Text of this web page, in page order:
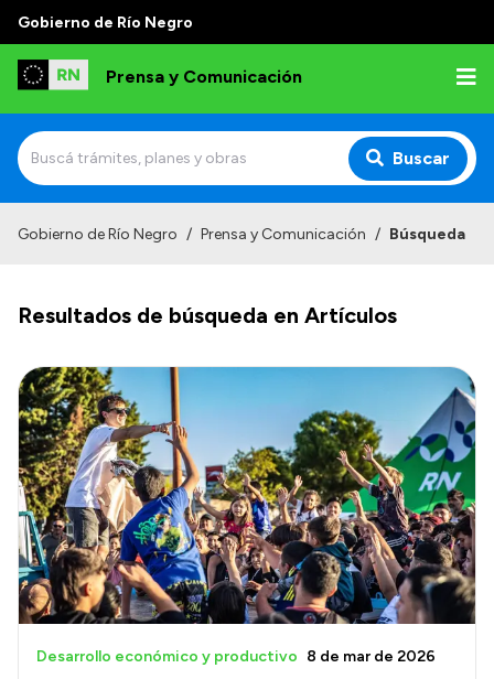
Gobierno de Río Negro
Prensa y Comunicación
Buscar
Autoridades
Referentes de prensa
Archivo de noticias
Transparencia
Presupuesto
Boletín Oficial
Compras y licitaciones
Consulta de expedientes
Gobierno de Río Negro / Prensa y Comunicación / Búsqueda
Resultados de búsqueda en Artículos
Desarrollo económico y productivo 8 de mar de 2026